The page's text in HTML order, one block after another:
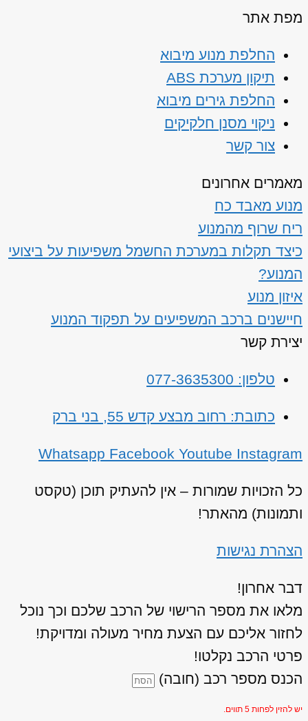
מפת אתר
החלפת מנוע מיבוא
תיקון מערכת ABS
החלפת גירים מיבוא
ניקוי מסנן חלקיקים
צור קשר
מאמרים אחרונים
מנוע מאבד כח
ריח שרוף מהמנוע
כיצד תקלות במערכת החשמל משפיעות על ביצועי
המנוע?
איזון מנוע
חיישנים ברכב המשפיעים על תפקוד המנוע
יצירת קשר
טלפון: 077-3635300
כתובת: רחוב מבצע קדש 55, בני ברק
Whatsapp Facebook Youtube Instagram
כל הזכויות שמורות – אין להעתיק תוכן (טקסט
ותמונות) מהאתר!
הצהרת נגישות
דבר אחרון!
מלאו את מספר הרישוי של הרכב שלכם וכך נוכל
לחזור אליכם עם הצעת מחיר מעולה ומדויקת!
פרטי הרכב נקלטו!
הכנס מספר רכב (חובה)
יש להזין לפחות 5 תווים.